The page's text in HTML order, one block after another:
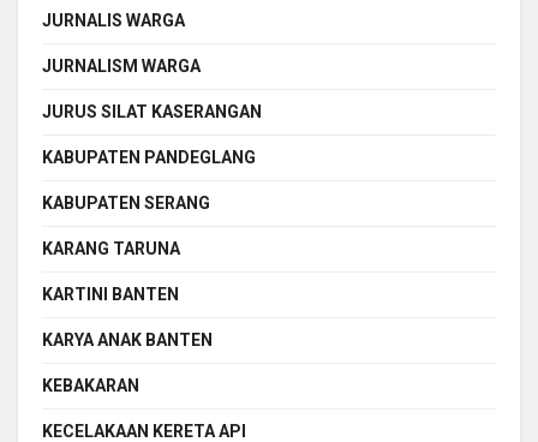
JURNALIS WARGA
JURNALISM WARGA
JURUS SILAT KASERANGAN
KABUPATEN PANDEGLANG
KABUPATEN SERANG
KARANG TARUNA
KARTINI BANTEN
KARYA ANAK BANTEN
KEBAKARAN
KECELAKAAN KERETA API